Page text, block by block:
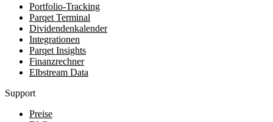
Portfolio-Tracking
Parqet Terminal
Dividendenkalender
Integrationen
Parqet Insights
Finanzrechner
Elbstream Data
Support
Preise